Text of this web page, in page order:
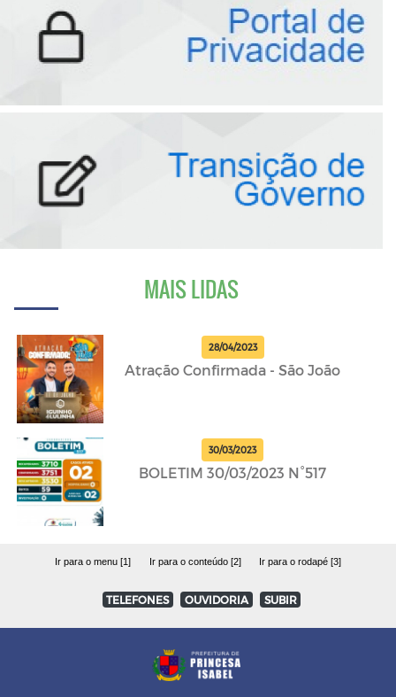
MAIS LIDAS
28/04/2023
Atração Confirmada - São João
30/03/2023
BOLETIM 30/03/2023 N°517
Ir para o menu [1] Ir para o conteúdo [2] Ir para o rodapé [3]
TELEFONES OUVIDORIA SUBIR